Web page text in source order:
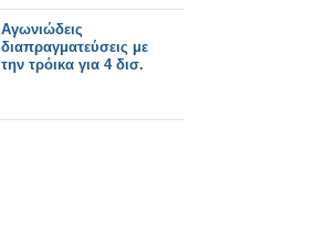
Αγωνιώδεις
διαπραγματεύσεις με
την τρόικα για 4 δισ.